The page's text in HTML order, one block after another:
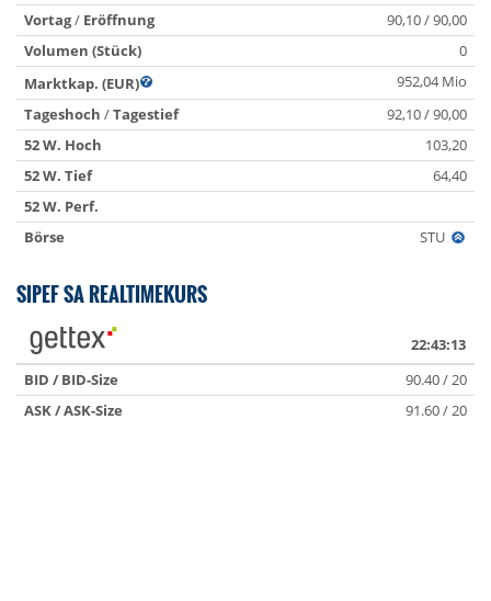
Vortag/ Eröffnung
90,10 / 90,00
Volumen (Stück)
0
Marktkap. (EUR)
952,04 Mio
Tageshoch /Tagestief
92,10 / 90,00
52 W. Hoch
103,20
52 W. Tief
64,40
52 W. Perf.
Börse
STU
SIPEF SA REALTIMEKURS
22:43:13
BID / BID-Size
90.40 / 20
ASK / ASK-Size
91.60 / 20